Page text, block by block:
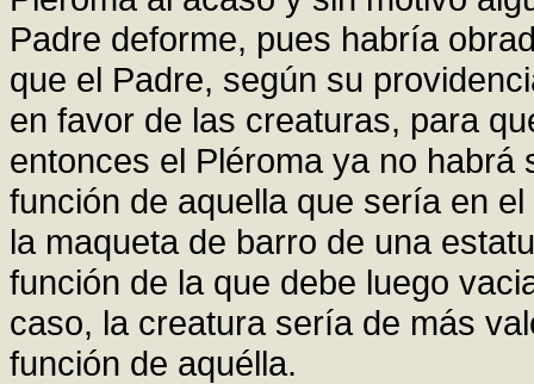
Padre deforme, pues habría
que el Padre, según su
en favor de las creaturas, para
entonces el Pléroma ya no
función de aquella que sería en
la maqueta de barro de una
función de la que debe luego
caso, la creatura sería de más
función de aquélla.